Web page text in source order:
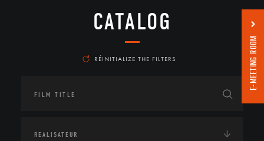
CATALOG
RÉINITIALIZE THE FILTERS E-MEETING ROOM